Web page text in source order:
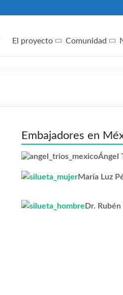
El proyecto Comunidad
Embajadores en
Ángel
María Luz
Dr.